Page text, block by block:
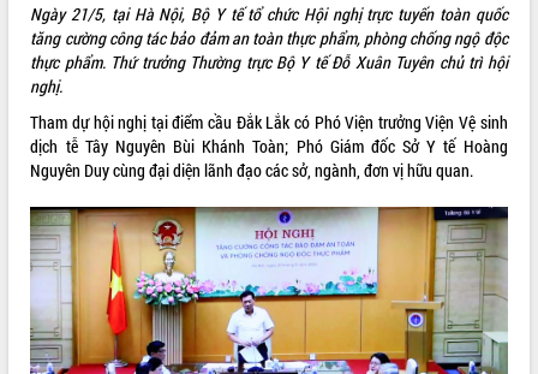
SỞ, BAN, NGÀNH
UBND CÁC XÃ, PHƯỜNG
THÔNG TIN CHỈ ĐẠO ĐIỀU HÀNH
HỆ THỐNG VĂN BẢN
VĂN BẢN HĐND TỈNH
ĐIỂM TIN VĂN BẢN
QUY HOẠCH - KẾ HOẠCH
Ngày 21/5, tại Hà Nội, Bộ Y tế tổ chức Hội nghị trực tuyến toàn quốc
tăng cường công tác bảo đảm an toàn thực phẩm, phòng chống ngộ độc
thực phẩm. Thứ trưởng Thường trực Bộ Y tế Đỗ Xuân Tuyên chủ trì hội
nghị.
Tham dự hội nghị tại điểm cầu Đắk Lắk có Phó Viện trưởng Viện Vệ sinh
dịch tễ Tây Nguyên Bùi Khánh Toàn; Phó Giám đốc Sở Y tế Hoàng
Nguyên Duy cùng đại diện lãnh đạo các sở, ngành, đơn vị hữu quan.